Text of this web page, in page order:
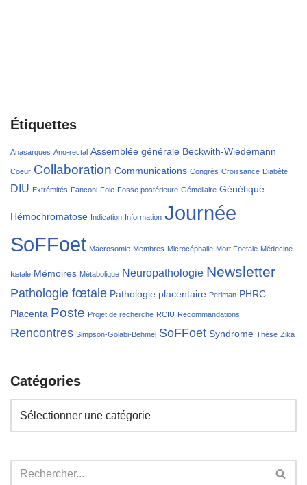
Étiquettes
Anasarques Ano-rectal Assemblée générale Beckwith-Wiedemann
Coeur Collaboration Communications Congrès Croissance Diabète
DIU Extrémités Fanconi Foie Fosse postérieure Gémellaire Génétique
Hémochromatose Indication Information Journée
SoFFoet Macrosomie Membres Microcéphalie Mort Foetale Médecine
fœtale Mémoires Métabolique Neuropathologie Newsletter
Pathologie fœtale Pathologie placentaire Perlman PHRC
Placenta Poste Projet de recherche RCIU Recommandations
Rencontres Simpson-Golabi-Behmel SoFFoet Syndrome Thèse Zika
Catégories